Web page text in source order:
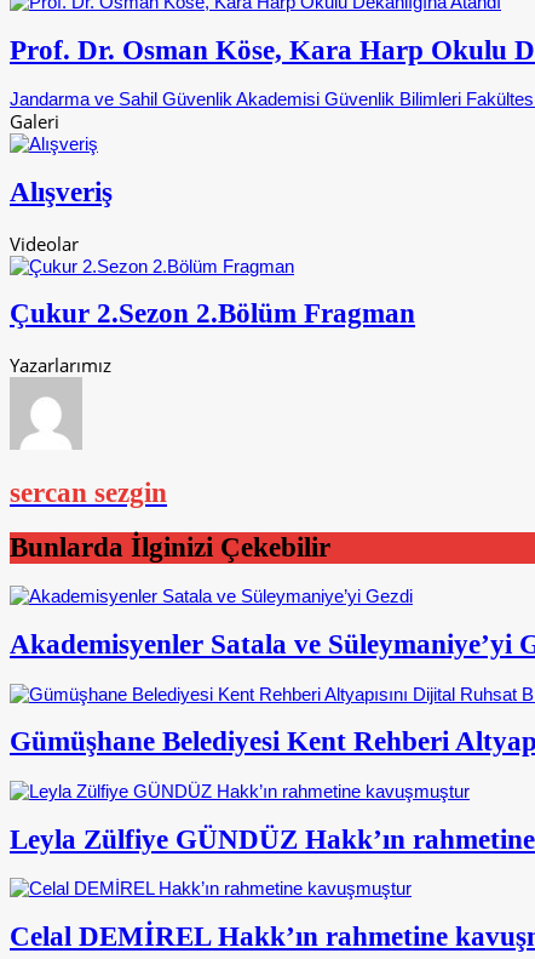
Prof. Dr. Osman Köse, Kara Harp Okulu
Jandarma ve Sahil Güvenlik Akademisi Güvenlik Bilimleri
Galeri
Alışveriş
Videolar
Çukur 2.Sezon 2.Bölüm Fragman
Yazarlarımız
sercan sezgin
Bunlarda İlginizi Çekebilir
Akademisyenler Satala ve Süleymaniye’yi
Gümüşhane Belediyesi Kent Rehberi
Leyla Zülfiye GÜNDÜZ Hakk’ın
Celal DEMİREL Hakk’ın rahmetine